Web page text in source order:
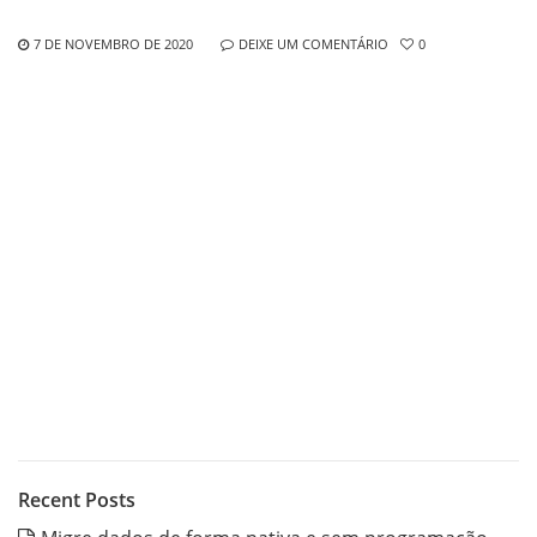
7 DE NOVEMBRO DE 2020 DEIXE UM COMENTÁRIO 0
Recent Posts